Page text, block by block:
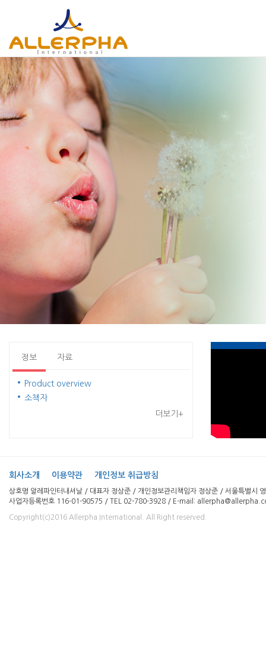
정보 자료
Product overview
소책자
더보기+
회사소개 이용약관 개인정보 취급방침
상호명 알레파인터내셔날 / 대표자 정상준 / 개인정보관리책임자 정상준 / 서울특별시
사업자등록번호 116-01-90575 / TEL 02-780-3928 / E-mail:
Copyright(c)2016 Allerpha International. All Right reserved.